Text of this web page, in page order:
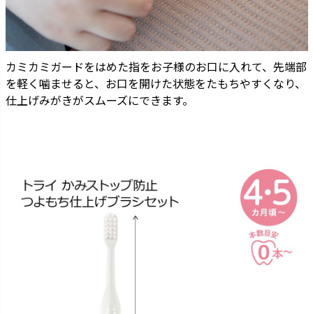
カミカミガードをはめた指をお子様のお口に入れて、先端部
を軽く噛ませると、お口を開けた状態をたもちやすくなり、
仕上げみがきがスムーズにできます。